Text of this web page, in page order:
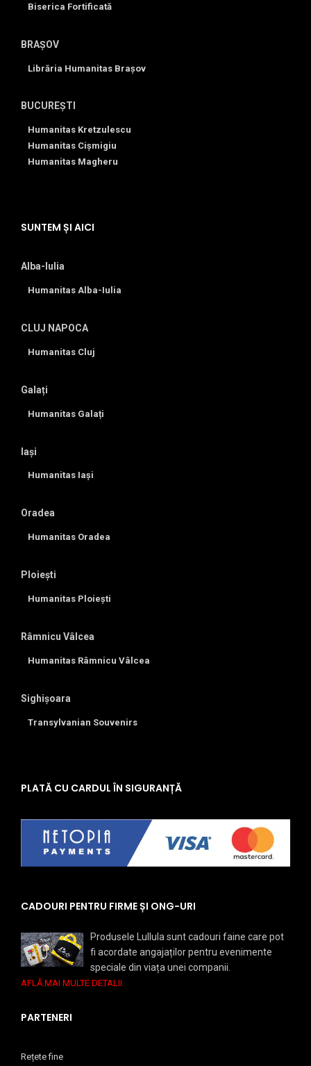
Biserica Fortificată
BRAȘOV
Librăria Humanitas Brașov
BUCUREȘTI
Humanitas Kretzulescu
Humanitas Cișmigiu
Humanitas Magheru
SUNTEM ȘI AICI
Alba-Iulia
Humanitas Alba-Iulia
CLUJ NAPOCA
Humanitas Cluj
Galați
Humanitas Galați
Iași
Humanitas Iași
Oradea
Humanitas Oradea
Ploiești
Humanitas Ploiești
Râmnicu Vâlcea
Humanitas Râmnicu Vâlcea
Sighișoara
Transylvanian Souvenirs
PLATĂ CU CARDUL ÎN SIGURANȚĂ
CADOURI PENTRU FIRME ȘI ONG-URI
Produsele Lullula sunt cadouri faine care pot
fi acordate angajaților pentru evenimente
speciale din viața unei companii.
AFLĂ MAI MULTE DETALII.
PARTENERI
Rețete fine